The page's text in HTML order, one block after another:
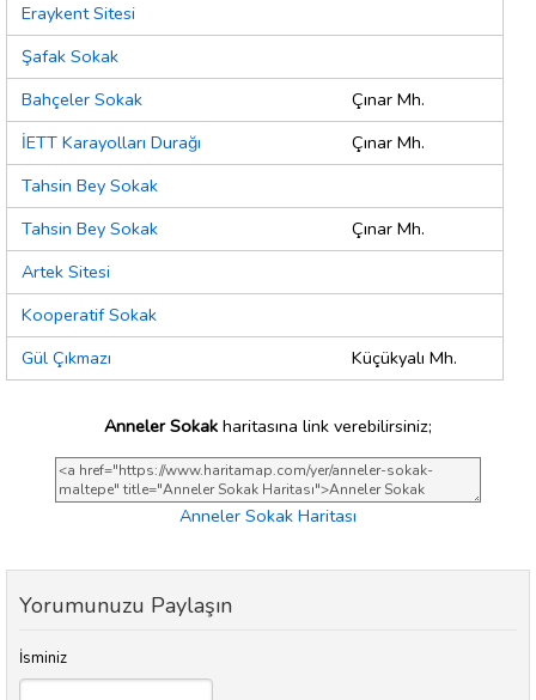
Eraykent Sitesi
Şafak Sokak
Bahçeler Sokak
Çınar Mh.
İETT Karayolları Durağı
Çınar Mh.
Tahsin Bey Sokak
Tahsin Bey Sokak
Çınar Mh.
Artek Sitesi
Kooperatif Sokak
Gül Çıkmazı
Küçükyalı Mh.
Anneler Sokak haritasına link verebilirsiniz;
Anneler Sokak Haritası
Yorumunuzu Paylaşın
İsminiz